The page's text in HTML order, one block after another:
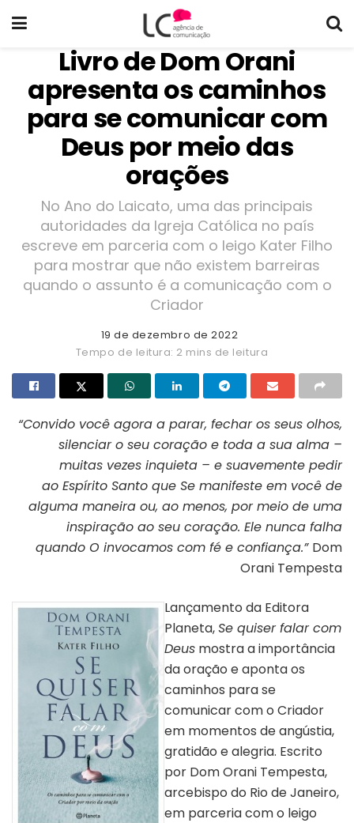
Livro de Dom Orani
apresenta os caminhos
para se comunicar com
Deus por meio das
orações
No Ano do Laicato, uma das principais
autoridades da Igreja Católica no país
escreve em parceria com o leigo Kater Filho
para mostrar que não existem barreiras
quando o assunto é a comunicação com o
Criador
19 de dezembro de 2022
Tempo de leitura: 2 mins de leitura
“Convido você agora a parar, fecharos seus olhos,
silenciar o seu coração e toda a sua alma –
muitas vezes inquieta – e suavemente pedir
ao Espírito Santo que Se manifeste em você de
alguma maneira ou, ao menos, por meio de uma
inspiração ao seu coração. Ele nunca falha
quando O invocamos com fé e confiança.” Dom
Orani Tempesta
Lançamento da Editora
Planeta,Se quiser falar com
Deus mostra a importância
da oração e aponta os
caminhos para se
comunicar com o Criador
em momentos de angústia,
gratidão e alegria. Escrito
por Dom Orani Tempesta,
arcebispo do Rio de Janeiro,
em parceria com o leigo